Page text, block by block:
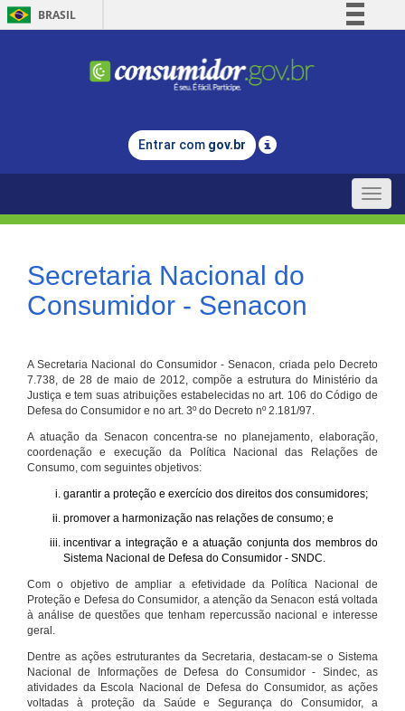
BRASIL
Comunica BR
Legislação
Entrar com gov.br
Toggle
Secretaria Nacional do
Consumidor - Senacon
A Secretaria Nacional do Consumidor - Senacon, criada pelo Decreto
7.738, de 28 de maio de 2012, compõe a estrutura do Ministério da
Justiça e tem suas atribuições estabelecidas no art. 106 do Código de
Defesa do Consumidor e no art. 3º do Decreto nº 2.181/97.
A atuação da Senacon concentra-se no planejamento, elaboração,
coordenação e execução da Política Nacional das Relações de
Consumo, com seguintes objetivos:
garantir a proteção e exercício dos direitos dos consumidores;
promover a harmonização nas relações de consumo; e
incentivar a integração e a atuação conjunta dos membros do
Sistema Nacional de Defesa do Consumidor - SNDC.
Com o objetivo de ampliar a efetividade da Política Nacional de
Proteção e Defesa do Consumidor, a atenção da Senacon está voltada
à análise de questões que tenham repercussão nacional e interesse
geral.
Dentre as ações estruturantes da Secretaria, destacam-se o Sistema
Nacional de Informações de Defesa do Consumidor - Sindec, as
atividades da Escola Nacional de Defesa do Consumidor, as ações
voltadas à proteção da Saúde e Segurança do Consumidor, a